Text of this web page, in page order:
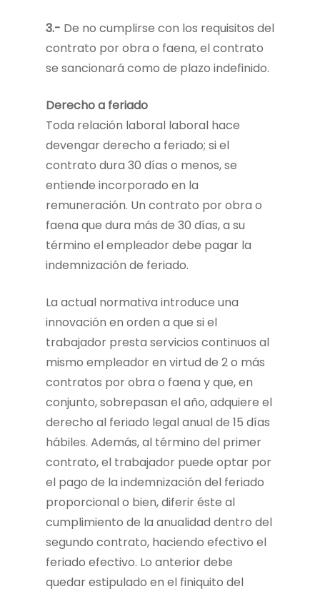
3.- De no cumplirse con los requisitos del
contrato por obra o faena, el contrato
se sancionará como de plazo indefinido.
Derecho a feriado
Toda relación laboral laboral hace
devengar derecho a feriado; si el
contrato dura 30 días o menos, se
entiende incorporado en la
remuneración. Un contrato por obra o
faena que dura más de 30 días, a su
término el empleador debe pagar la
indemnización de feriado.
La actual normativa introduce una
innovación en orden a que si el
trabajador presta servicios continuos al
mismo empleador en virtud de 2 o más
contratos por obra o faena y que, en
conjunto, sobrepasan el año, adquiere el
derecho al feriado legal anual de 15 días
hábiles. Además, al término del primer
contrato, el trabajador puede optar por
el pago de la indemnización del feriado
proporcional o bien, diferir éste al
cumplimiento de la anualidad dentro del
segundo contrato, haciendo efectivo el
feriado efectivo. Lo anterior debe
quedar estipulado en el finiquito del